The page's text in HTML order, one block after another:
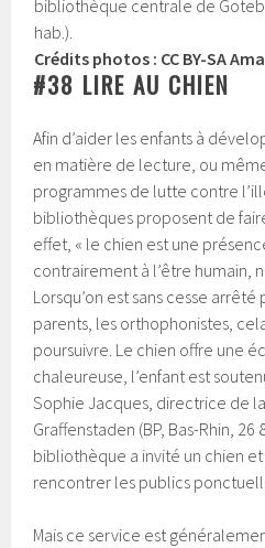
bibliothèque centrale de
hab.).
Crédits photos : CC BY-SA
#38 LIRE AU CHIEN
Afin d’aider les enfants à
en matière de lecture, ou
programmes de lutte contre
bibliothèques proposent de
effet, « le chien est une
contrairement à l’être humain,
Lorsqu’on est sans cesse arrêté
parents, les orthophonistes,
poursuivre. Le chien offre une
chaleureuse, l’enfant est
Sophie Jacques, directrice de
Graffenstaden (BP, Bas-Rhin, ‎26
bibliothèque a invité un chien
rencontrer les publics
Mais ce service est